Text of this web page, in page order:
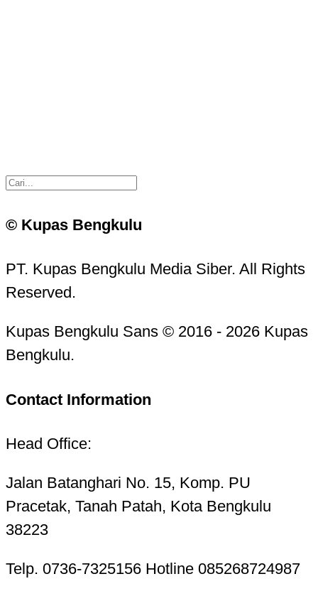
© Kupas Bengkulu
PT. Kupas Bengkulu Media Siber. All Rights
Reserved.
Kupas Bengkulu Sans © 2016 - 2026 Kupas
Bengkulu.
Contact Information
Head Office:
Jalan Batanghari No. 15, Komp. PU
Pracetak, Tanah Patah, Kota Bengkulu
38223
Telp. 0736-7325156 Hotline 085268724987